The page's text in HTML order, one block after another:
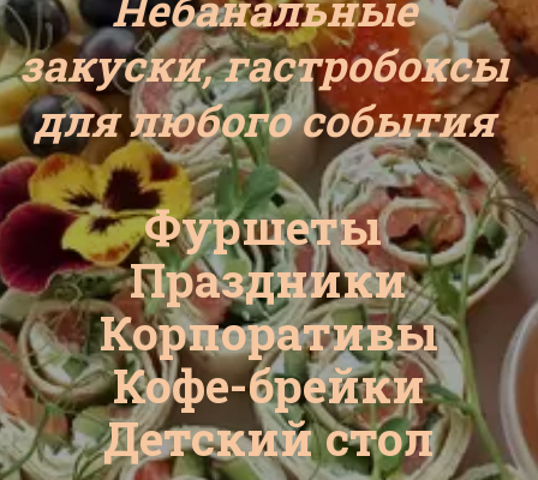
закуски, гастробоксы
для любого события
Фуршеты
Праздники
Корпоративы
Кофе-брейки
Детский стол